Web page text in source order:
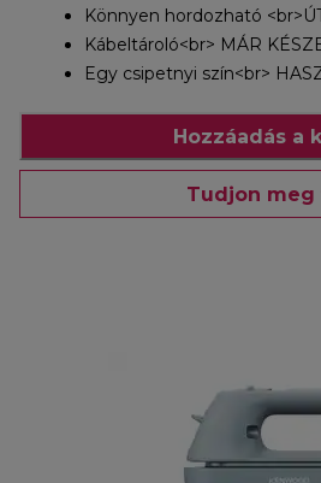
Könnyen hordozható
Kábeltároló<br> MÁR
Egy csipetnyi szín<br>
Hozzáadás a
Tudjon